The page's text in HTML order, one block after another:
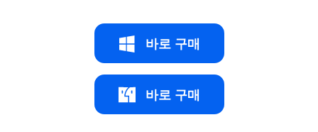
바로 구매
바로 구매